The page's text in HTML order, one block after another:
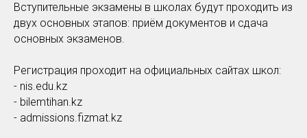
Вступительные экзамены в школах будут проходить из
двух основных этапов: приём документов и сдача
основных экзаменов.
Регистрация проходит на официальных сайтах школ:
- nis.edu.kz
- bilemtihan.kz
- admissions.fizmat.kz